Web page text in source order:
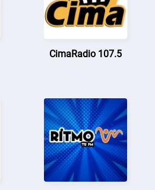
CimaRadio 107.5